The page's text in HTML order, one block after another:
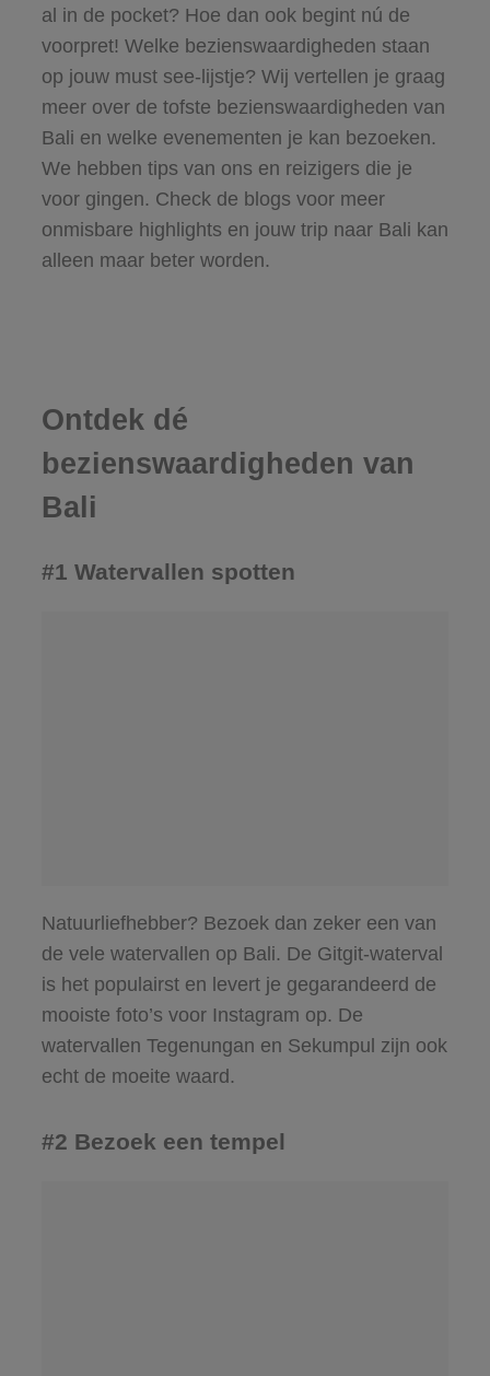
al in de pocket? Hoe dan ook begint nú de
voorpret! Welke bezienswaardigheden staan
op jouw must see-lijstje? Wij vertellen je graag
meer over de tofste bezienswaardigheden van
Bali en welke evenementen je kan bezoeken.
We hebben tips van ons en reizigers die je
voor gingen. Check de blogs voor meer
onmisbare highlights en jouw trip naar Bali kan
alleen maar beter worden.
Ontdek dé
bezienswaardigheden van
Bali
#1 Watervallen spotten
Natuurliefhebber? Bezoek dan zeker een van
de vele watervallen op Bali. De Gitgit-waterval
is het populairst en levert je gegarandeerd de
mooiste foto’s voor Instagram op. De
watervallen Tegenungan en Sekumpul zijn ook
echt de moeite waard.
#2 Bezoek een tempel